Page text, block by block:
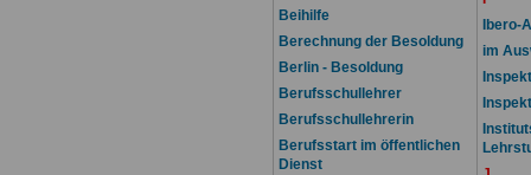
Beihilfe
Berechnung der Besoldung
Berlin - Besoldung
Berufsschullehrer
Berufsschullehrerin
Berufsstart im öffentlichen
Dienst
Ibero-
im